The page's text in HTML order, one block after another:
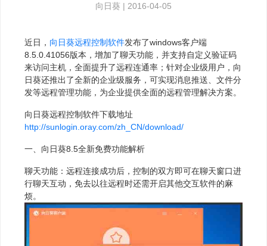
向日葵 | 2016-04-05
近日， 向日葵远程控制软件发布了windows客户端
8.5.0.41056版本，增加了聊天功能，并支持自定义验证码
来访问主机，全面提升了远程连通率；针对企业级用户，向
日葵还推出了全新的企业级服务，可实现消息推送、文件分
发等远程管理功能，为企业提供全面的远程管理解决方案。
向日葵远程控制软件下载地址
http://sunlogin.oray.com/zh_CN/download/
一、向日葵8.5全新免费功能解析
聊天功能：远程连接成功后，控制的双方即可在聊天窗口进
行聊天互动，免去以往远程时还需开启其他交互软件的麻
烦。